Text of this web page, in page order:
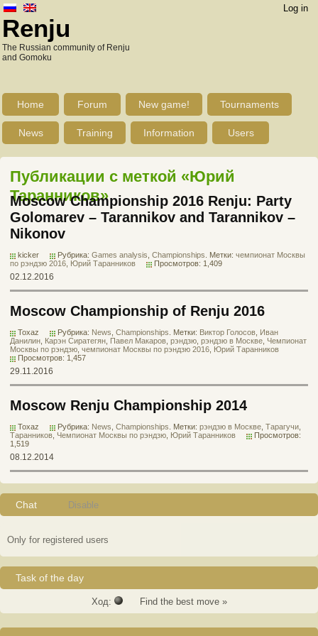
Log in
Renju
The Russian community of Renju
and Gomoku
Home Forum New game! Tournaments
News Training Information Users
Публикации с меткой «Юрий
Таранников»
Moscow Championship 2016 Renju: Party
Golomarev – Tarannikov and Tarannikov –
Nikonov
kicker Рубрика: Games analysis Championships . Метки: чемпионат Москвы
по рэндзю 2016 Юрий Таранников Просмотров: 1,409
02.12.2016
Moscow Championship of Renju 2016
Toxaz Рубрика: News Championships . Метки: Виктор Голосов Иван
Данилин Карэн Сиратегян Павел Макаров рэндзю рэндзю в Москве Чемпионат
Москвы по рэндзю чемпионат Москвы по рэндзю 2016 Юрий Таранников
Просмотров: 1,457
29.11.2016
Moscow Renju Championship 2014
Toxaz Рубрика: News Championships . Метки: рэндзю в Москве Тарагучи
Таранников Чемпионат Москвы по рэндзю Юрий Таранников
Просмотров:
1,519
08.12.2014
Chat Disable
Only for registered users
Task of the day
Ход: Find the best move »